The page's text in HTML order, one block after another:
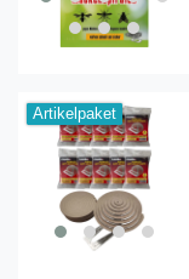
Artikelpaket